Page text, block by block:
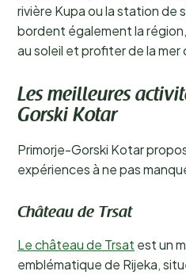
rivière Kupa ou la station de
bordent également la
au soleil et profiter de la mer
Les meilleures
Gorski Kotar
Primorje-Gorski Kotar
expériences à ne pas
Château de Trsat
Le château de Trsat est un
emblématique de Rijeka,